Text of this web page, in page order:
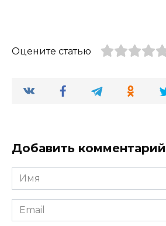
Оцените статью
Добавить комментарий
Имя
*
Email
*